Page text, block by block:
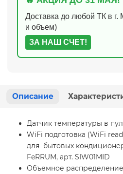
Доставка до любой ТК в г.
и объем)
ЗА НАШ СЧЕТ!
Описание
Датчик температуры в
WiFi подготовка (WiFi
для бытовых
FeRRUM, арт. SIW01MID
Объемное